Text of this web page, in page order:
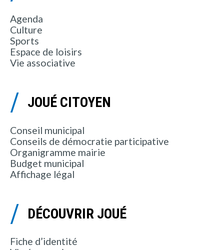
Agenda
Culture
Sports
Espace de loisirs
Vie associative
JOUÉ CITOYEN
Conseil municipal
Conseils de démocratie participative
Organigramme mairie
Budget municipal
Affichage légal
DÉCOUVRIR JOUÉ
Fiche d’identité